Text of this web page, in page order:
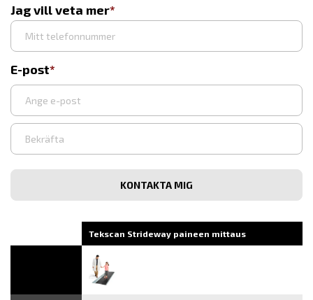
Jag vill veta mer
E-post
Syötä
sähköpostiosoite
Vahvista
Tekscan Strideway paineen mittaus